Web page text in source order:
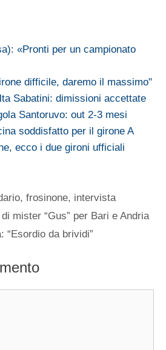
«Pronti per un campionato
difficile, daremo il massimo"
Sabatini: dimissioni accettate
Santoruvo: out 2-3 mesi
soddisfatto per il girone A
ecco i due gironi ufficiali
,frosinone, intervista
mister “Gus” per Bari e Andria
“Esordio da brividi”